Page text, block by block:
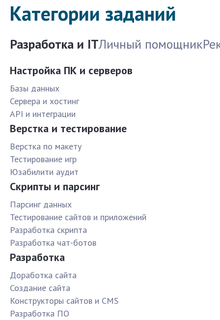
Категории заданий
Разработка и ITЛичный помощник
Настройка ПК и серверов
Базы данных
Сервера и хостинг
API и интеграции
Верстка и тестирование
Верстка по макету
Тестирование игр
Юзабилити аудит
Скрипты и парсинг
Парсинг данных
Тестирование сайтов и приложений
Разработка скрипта
Разработка чат-ботов
Разработка
Доработка сайта
Создание сайта
Конструкторы сайтов и CMS
Разработка ПО